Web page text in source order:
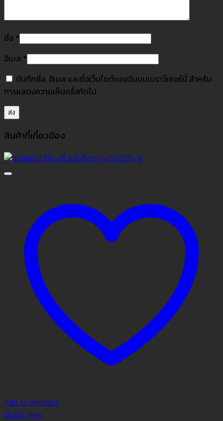
ชื่อ *
อีเมล *
บันทึกชื่อ, อีเมล และชื่อเว็บไซต์ของฉันบนเบราว์เซอร์นี้ สำหรับ
การแสดงความเห็นครั้งถัดไป
สินค้าที่เกี่ยวข้อง
Add to Wishlist
Quick View